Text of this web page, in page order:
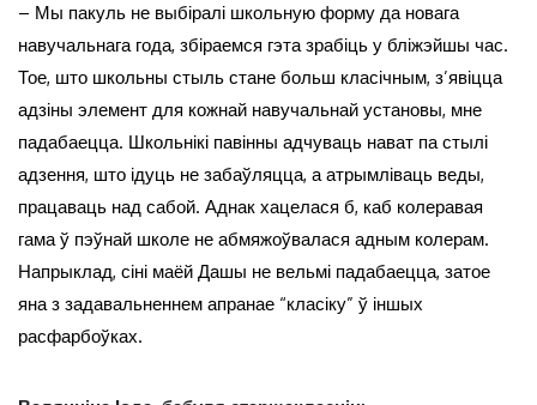
– Мы пакуль не выбіралі школьную форму да новага
навучальнага года, збіраемся гэта зрабіць у бліжэйшы час.
Тое, што школьны стыль стане больш класічным, з’явіцца
адзіны элемент для кожнай навучальнай установы, мне
падабаецца. Школьнікі павінны адчуваць нават па стылі
адзення, што ідуць не забаўляцца, а атрымліваць веды,
працаваць над сабой. Аднак хацелася б, каб колеравая
гама ў пэўнай школе не абмяжоўвалася адным колерам.
Напрыклад, сіні маёй Дашы не вельмі падабаецца, затое
яна з задавальненнем апранае “класіку” ў іншых
расфарбоўках.